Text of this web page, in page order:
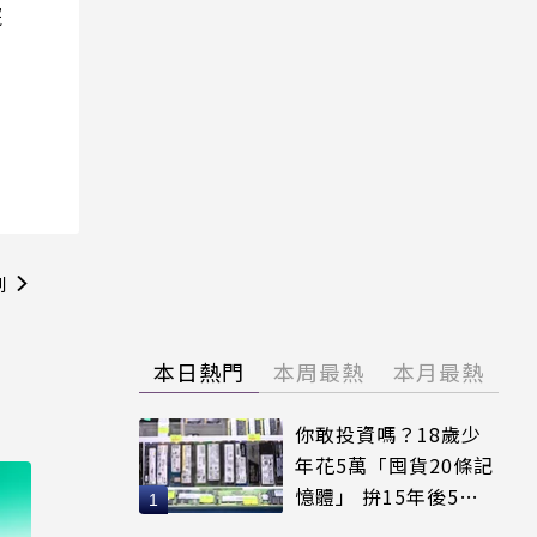
本日熱門 本周最熱 本月最熱
你敢投資嗎？18歲少
年花5萬「囤貨20條記
憶體」 拚15年後5倍